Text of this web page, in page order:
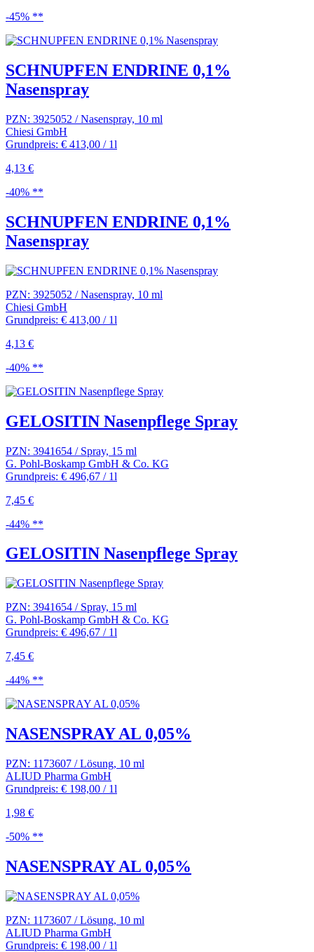
-45% **
SCHNUPFEN ENDRINE 0,1%
Nasenspray
PZN: 3925052 / Nasenspray, 10 ml
Chiesi GmbH
Grundpreis: € 413,00 / 1l
4,13 €
-40% **
SCHNUPFEN ENDRINE 0,1%
Nasenspray
PZN: 3925052 / Nasenspray, 10 ml
Chiesi GmbH
Grundpreis: € 413,00 / 1l
4,13 €
-40% **
GELOSITIN Nasenpflege Spray
PZN: 3941654 / Spray, 15 ml
G. Pohl-Boskamp GmbH & Co. KG
Grundpreis: € 496,67 / 1l
7,45 €
-44% **
GELOSITIN Nasenpflege Spray
PZN: 3941654 / Spray, 15 ml
G. Pohl-Boskamp GmbH & Co. KG
Grundpreis: € 496,67 / 1l
7,45 €
-44% **
NASENSPRAY AL 0,05%
PZN: 1173607 / Lösung, 10 ml
ALIUD Pharma GmbH
Grundpreis: € 198,00 / 1l
1,98 €
-50% **
NASENSPRAY AL 0,05%
PZN: 1173607 / Lösung, 10 ml
ALIUD Pharma GmbH
Grundpreis: € 198,00 / 1l